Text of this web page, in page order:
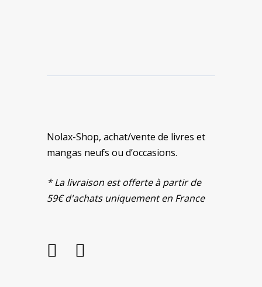
Nolax-Shop, achat/vente de livres et
mangas neufs ou d’occasions.
* La livraison est offerte à partir de
59€ d'achats uniquement en France